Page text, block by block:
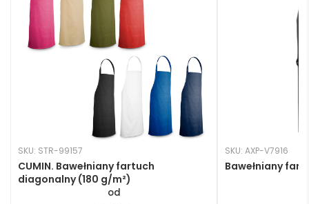
SKU: STR-99157
CUMIN. Bawełniany fartuch
diagonalny (180 g/m²)
SKU: AXP-V7916
Bawełniany